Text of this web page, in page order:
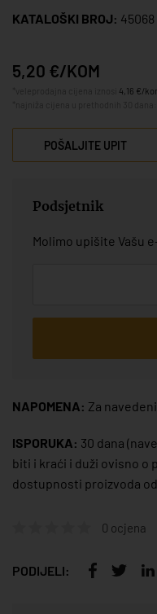
KATALOŠKI BROJ: 45068
5,20 €/KOM
4,16 €/
POŠALJITE UPIT
Podsjetnik
Molimo upišite Vašu
NAPOMENA: Za
ISPORUKA: 30 dana
biti i kraći i duži ovisno o
dostupnosti proizvoda
0 ocjena
PODIJELI: